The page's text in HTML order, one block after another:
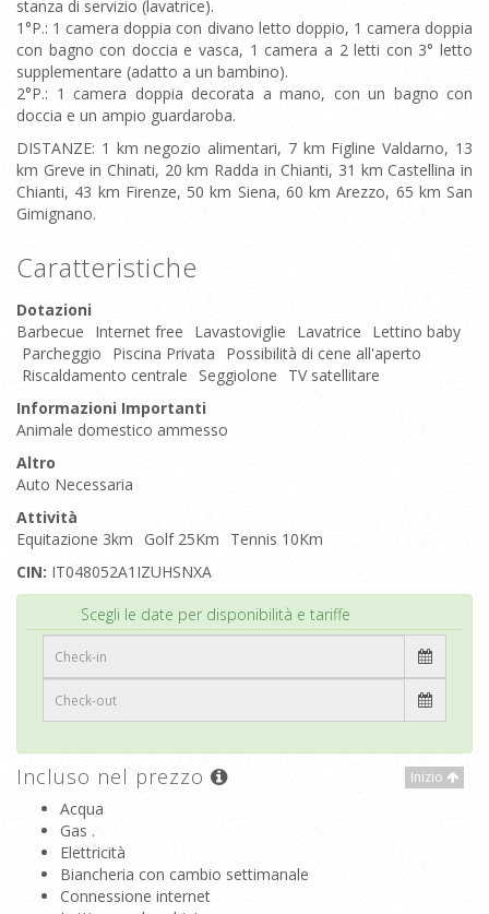
stanza di servizio (lavatrice).
1°P.: 1 camera doppia con divano letto doppio, 1 camera doppia
con bagno con doccia e vasca, 1 camera a 2 letti con 3° letto
supplementare (adatto a un bambino).
2°P.: 1 camera doppia decorata a mano, con un bagno con
doccia e un ampio guardaroba.
DISTANZE: 1 km negozio alimentari, 7 km Figline Valdarno, 13
km Greve in Chinati, 20 km Radda in Chianti, 31 km Castellina in
Chianti, 43 km Firenze, 50 km Siena, 60 km Arezzo, 65 km San
Gimignano.
Caratteristiche
Dotazioni
Barbecue
Internet free Lavastoviglie Lavatrice
Lettino baby
Parcheggio
Piscina Privata
Possibilità di cene all'aperto
Riscaldamento centrale
Seggiolone
TV satellitare
Informazioni Importanti
Animale domestico ammesso
Altro
Auto Necessaria
Attività
Equitazione 3km
Golf 25Km
Tennis 10Km
CIN: IT048052A1IZUHSNXA
Scegli le date per disponibilità e tariffe
Inizio
Incluso nel prezzo
Acqua
Gas .
Elettricità
Biancheria con cambio settimanale
Connessione internet